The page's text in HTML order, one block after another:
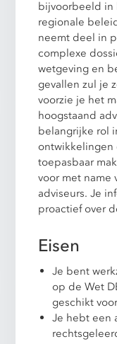
bijvoorbeeld in
regionale
neemt deel in
complexe
wetgeving en
gevallen zul je
voorzie je het
hoogstaand
belangrijke rol
toepasbaar
voor met name
adviseurs. Je
proactief over
Eisen
Je bent
op de Wet
geschikt
Je hebt een